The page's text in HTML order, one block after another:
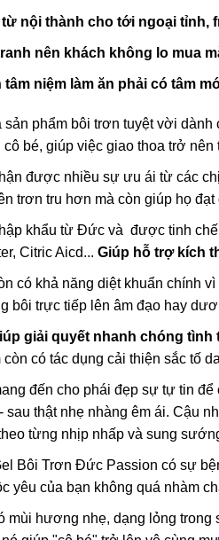
nội thành cho tới ngoại tỉnh,
nên khách không lo mua
niệm làm ăn phải có tâm
phẩm bôi trơn tuyệt vời
bé, giúp việc giao thoa trở
được nhiều sự ưu ái từ các
trơn tru hơn mà còn giúp họ
khẩu từ Đức và được tinh
Citric Aicd... Giúp hỗ trợ kích
có khả năng diệt khuẩn chính
bôi trực tiếp lên âm đạo hay
giải quyết nhanh chóng tình
có tác dụng cải thiện sắc tố
đến cho phái đẹp sự tự tin
thật nhẹ nhàng êm ái. Cậu
từng nhịp nhấp và sung
Bôi Trơn Đức Passion có sự
yêu của bạn không quá nhàm
hương nhẹ, dạng lỏng